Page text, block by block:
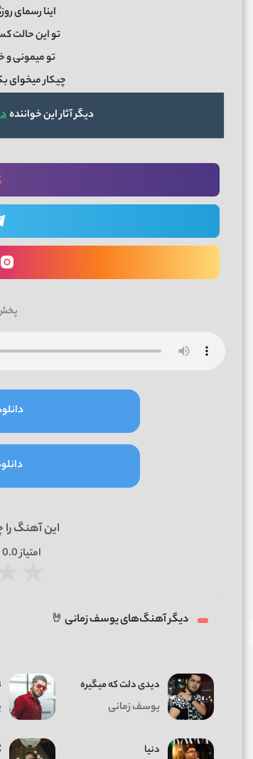
اینا رسمای
تو این حالت
تو میمونی و
چیکار میخوای
دیگر آثار این خواننده
این آهنگ
امتیاز0.0
دیگر آهنگ‌های یوسف زمانی 🤘
دیدی دلت که میگیره
یوسف زمانی
دنیا